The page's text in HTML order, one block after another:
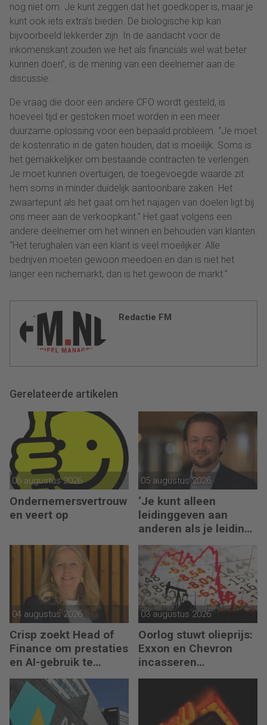
nog niet om. Je kunt zeggen dat het goedkoper is, maar je
kunt ook iets extra’s bieden. De biologische kip kan
bijvoorbeeld lekkerder zijn. In de aandacht voor de
inkomenskant zouden we het als financials wel wat beter
kunnen doen”, is de mening van een deelnemer aan de
discussie.
De vraag die door een andere CFO wordt gesteld, is
hoeveel tijd er gestoken moet worden in een meer
duurzame oplossing voor een bepaald probleem. “Je moet
de kostenratio in de gaten houden, dat is moeilijk. Soms is
het gemakkelijker om bestaande contracten te verlengen.
Je moet kunnen overtuigen, de toegevoegde waarde zit
hem soms in minder duidelijk aantoonbare zaken. Het
zwaartepunt als het gaat om het najagen van doelen ligt bij
ons meer aan de verkoopkant.” Het gaat volgens een
andere deelnemer om het winnen en behouden van klanten.
“Het terughalen van een klant is veel moeilijker. Alle
bedrijven moeten gewoon meedoen en dan is niet het
langer een nichemarkt, dan is het gewoon de markt.”
Redactie FM
Gerelateerde artikelen
06 augustus 2026
Ondernemersvertrouw
en veert op
05 augustus 2026
‘Je kunt alleen
leidinggeven aan
anderen als je leiding
kunt geven aan jezelf’
04 augustus 2026
Crisp zoekt Head of
Finance om prestaties
en AI-gebruik te
versnellen
03 augustus 2026
Oorlog stuwt olieprijs:
Exxon en Chevron
incasseren
miljardenwinsten